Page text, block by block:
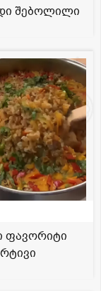
შებოლილი
ფავორიტი